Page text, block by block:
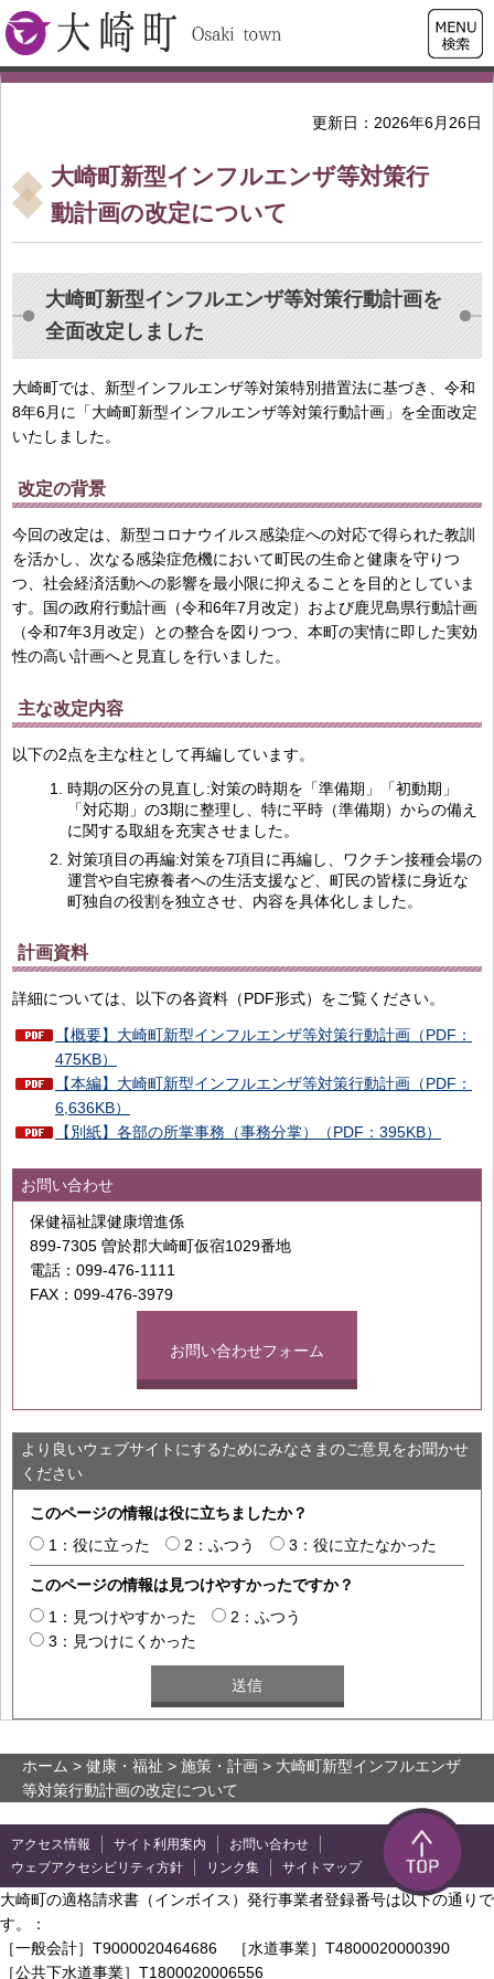
大崎町
検索・
共通メ
ニュー
更新日：2026年6月26日
大崎町新型インフルエンザ等対策行
動計画の改定について
大崎町新型インフルエンザ等対策行動計画を
全面改定しました
大崎町では、新型インフルエンザ等対策特別措置法に基づき、令和
8年6月に「大崎町新型インフルエンザ等対策行動計画」を全面改定
いたしました。
改定の背景
今回の改定は、新型コロナウイルス感染症への対応で得られた教訓
を活かし、次なる感染症危機において町民の生命と健康を守りつ
つ、社会経済活動への影響を最小限に抑えることを目的としていま
す。国の政府行動計画（令和6年7月改定）および鹿児島県行動計画
（令和7年3月改定）との整合を図りつつ、本町の実情に即した実効
性の高い計画へと見直しを行いました。
主な改定内容
以下の2点を主な柱として再編しています。
時期の区分の見直し:対策の時期を「準備期」「初動期」
「対応期」の3期に整理し、特に平時（準備期）からの備え
に関する取組を充実させました。
対策項目の再編:対策を7項目に再編し、ワクチン接種会場の
運営や自宅療養者への生活支援など、町民の皆様に身近な
町独自の役割を独立させ、内容を具体化しました。
計画資料
詳細については、以下の各資料（PDF形式）をご覧ください。
【概要】大崎町新型インフルエンザ等対策行動計画（PDF：
475KB）
【本編】大崎町新型インフルエンザ等対策行動計画（PDF：
6,636KB）
【別紙】各部の所掌事務（事務分掌）（PDF：395KB）
お問い合わせ
保健福祉課健康増進係
899-7305 曽於郡大崎町仮宿1029番地
電話：099-476-1111
FAX：099-476-3979
お問い合わせフォーム
より良いウェブサイトにするためにみなさまのご意見をお聞かせ
ください
このページの情報は役に立ちましたか？
1：役に立った
2：ふつう 3：役に立たなかった
このページの情報は見つけやすかったですか？
1：見つけやすかった
2：ふつう
3：見つけにくかった
ホーム > 健康・福祉 > 施策・計画 > 大崎町新型インフルエンザ
等対策行動計画の改定について
アクセス情報 サイト利用案内
お問い合わせ
ウェブアクセシビリティ方針
リンク集 サイトマップ
大崎町の適格請求書（インボイス）発行事業者登録番号は以下の通りで
す。：
［一般会計］T9000020464686 ［水道事業］T4800020000390
［公共下水道事業］T1800020006556